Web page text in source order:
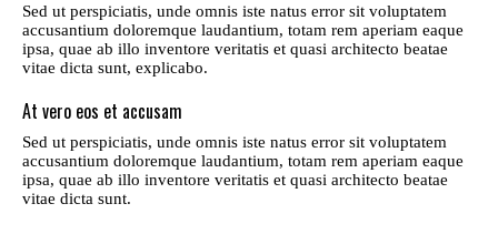
Sed ut perspiciatis, unde omnis iste natus error sit voluptatem
accusantium doloremque laudantium, totam rem aperiam eaque
ipsa, quae ab illo inventore veritatis et quasi architecto beatae
vitae dicta sunt, explicabo.
At vero eos et accusam
Sed ut perspiciatis, unde omnis iste natus error sit voluptatem
accusantium doloremque laudantium, totam rem aperiam eaque
ipsa, quae ab illo inventore veritatis et quasi architecto beatae
vitae dicta sunt.